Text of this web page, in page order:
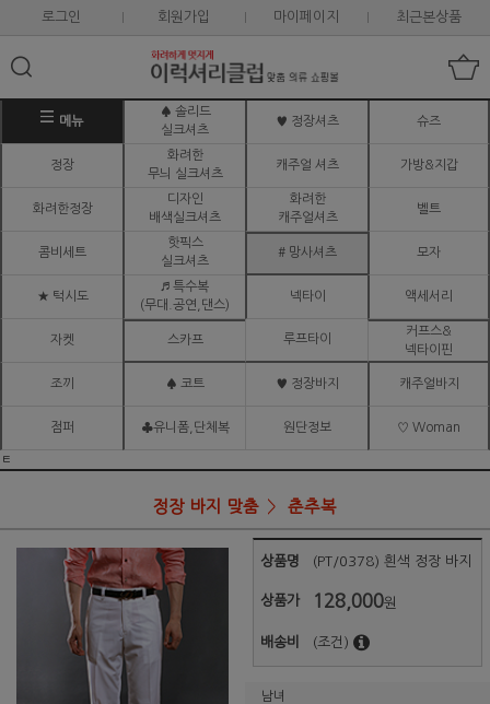
로그인 회원가입 마이페이지 최근본상품
메뉴
♠ 솔리드
실크셔츠
♥ 정장셔츠 슈즈
정장
화려한
무늬 실크셔츠
캐주얼 셔츠 가방&지갑
화려한정장
디자인
배색실크셔츠
화려한
캐주얼셔츠
벨트
콤비세트
핫픽스
실크셔츠
# 망사셔츠 모자
★ 턱시도
♬ 특수복
(무대.공연,댄스)
넥타이 액세서리
자켓 스카프 루프타이
커프스&
넥타이핀
조끼 ♠ 코트 ♥ 정장바지 캐주얼바지
점퍼 ♣유니폼,단체복 원단정보 ♡ Woman
ㅌ
정장 바지 맞춤 춘추복
상품명 (PT/0378) 흰색 정장 바지
상품가 128,000원
배송비 (조건)
남녀